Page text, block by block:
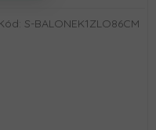
S-BALONEK1ZLO86CM